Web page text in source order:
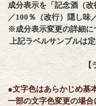
成分表示を「記念酒（
／100％（改行）隠し味
※成分表示変更の詳細に
上記ラベルサンプルは
【
●文字色はあらかじめ基
一部の文字色変更の場合